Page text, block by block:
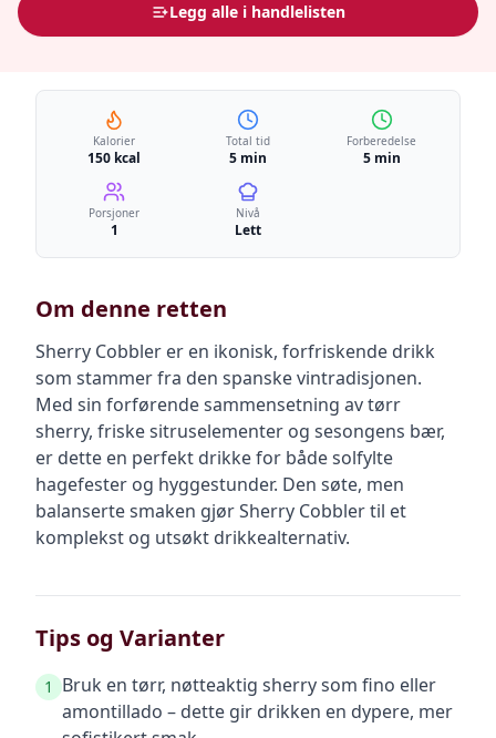
Legg alle i handlelisten
Kalorier
150 kcal
Total tid
5 min
Forberedelse
5 min
Porsjoner
1
Nivå
Lett
Om denne retten
Sherry Cobbler er en ikonisk, forfriskende drikk
som stammer fra den spanske vintradisjonen.
Med sin forførende sammensetning av tørr
sherry, friske sitruselementer og sesongens bær,
er dette en perfekt drikke for både solfylte
hagefester og hyggestunder. Den søte, men
balanserte smaken gjør Sherry Cobbler til et
komplekst og utsøkt drikkealternativ.
Tips og Varianter
1
Bruk en tørr, nøtteaktig sherry som fino eller
amontillado – dette gir drikken en dypere, mer